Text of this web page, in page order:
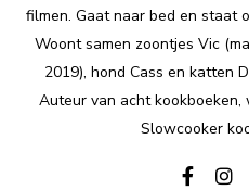
filmen. Gaat naar bed en staat
Woont samen zoontjes Vic
2019), hond Cass en katten
Auteur van acht
Slowcooker